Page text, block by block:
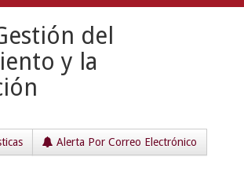
del
y la
Alerta Por Correo Electrónico